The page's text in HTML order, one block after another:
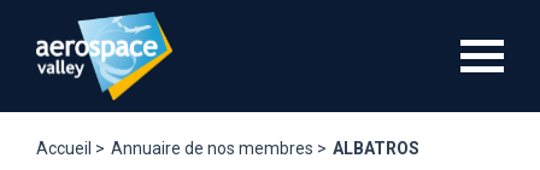
contenu
Accueil > Annuaire de nos membres > ALBATROS